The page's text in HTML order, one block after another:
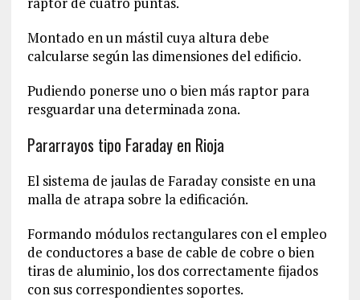
Montado en un mástil cuya altura debe
calcularse según las dimensiones del edificio.
Pudiendo ponerse uno o bien más raptor para
resguardar una determinada zona.
Pararrayos tipo Faraday en Rioja
El sistema de jaulas de Faraday consiste en una
malla de atrapa sobre la edificación.
Formando módulos rectangulares con el empleo
de conductores a base de cable de cobre o bien
tiras de aluminio, los dos correctamente fijados
con sus correspondientes soportes.